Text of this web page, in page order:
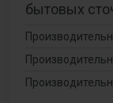
бытовых